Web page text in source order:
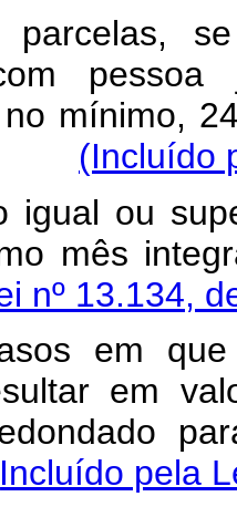
mínimo,
(Incluído
igual ou
mês
nº 13.134,
em que
em
pela